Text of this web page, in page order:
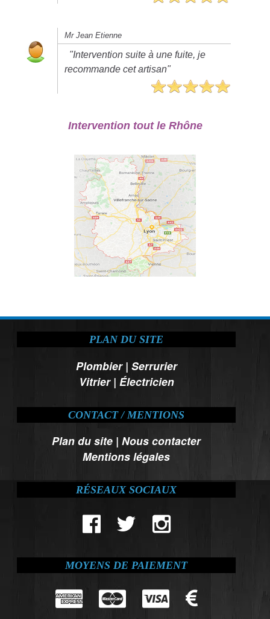
Mr Jean Etienne
"Intervention suite à une fuite, je
recommande cet artisan"
Intervention tout le Rhône
PLAN DU SITE
Plombier| Serrurier
Vitrier| Électricien
CONTACT / MENTIONS
Plan du site |Nous contacter
Mentions légales
RÉSEAUX SOCIAUX
MOYENS DE PAIEMENT